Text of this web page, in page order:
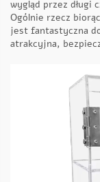
wygląd przez długi
Ogólnie rzecz
jest fantastyczna
atrakcyjna,